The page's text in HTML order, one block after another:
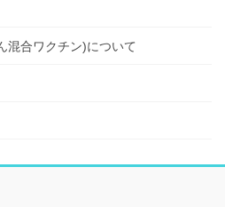
混合ワクチン)について